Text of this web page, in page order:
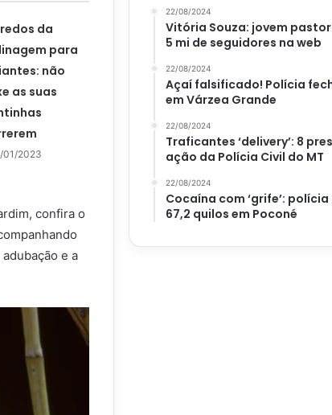
da
para
não
as suas
01/2023
confira o
e a
22/08/2024
Vitória Souza: jovem
5 mi de seguidores na web
22/08/2024
Açaí falsificado! Polícia
em Várzea Grande
22/08/2024
Traficantes ‘delivery’: 8
ação da Polícia Civil do MT
22/08/2024
Cocaína com ‘grife’:
67,2 quilos em Poconé